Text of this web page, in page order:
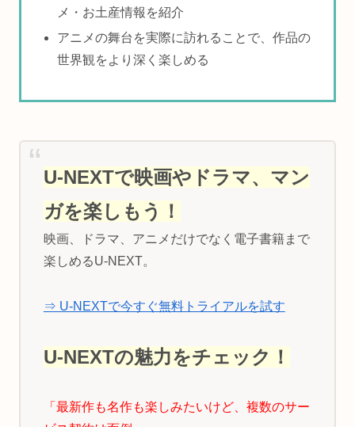
メ・お土産情報を紹介
アニメの舞台を実際に訪れることで、作品の
世界観をより深く楽しめる
U-NEXTで映画やドラマ、マン
ガを楽しもう！
映画、ドラマ、アニメだけでなく電子書籍まで
楽しめるU-NEXT。
⇒ U-NEXTで今すぐ無料トライアルを試す
U-NEXTの魅力をチェック！
「最新作も名作も楽しみたいけど、複数のサー